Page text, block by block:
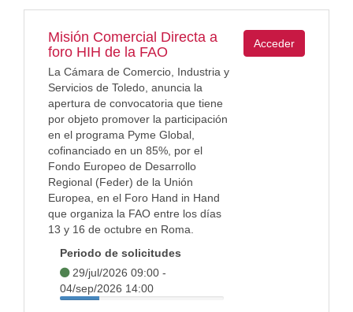
Misión Comercial Directa a
foro HIH de la FAO
La Cámara de Comercio, Industria y
Servicios de Toledo, anuncia la
apertura de convocatoria que tiene
por objeto promover la participación
en el programa Pyme Global,
cofinanciado en un 85%, por el
Fondo Europeo de Desarrollo
Regional (Feder) de la Unión
Europea, en el Foro Hand in Hand
que organiza la FAO entre los días
13 y 16 de octubre en Roma.
Periodo de solicitudes
29/jul/2026 09:00 -
04/sep/2026 14:00
Acceder